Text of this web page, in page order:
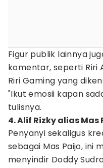
Figur publik lainnya
komentar, seperti Riri
Riri Gaming yang
"Ikut emosii kapan
tulisnya.
4. Alif Rizky alias Mas
Penyanyi sekaligus
sebagai Mas Paijo, ini
menyindir Doddy